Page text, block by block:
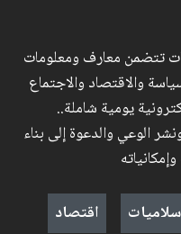
تتضمن معارف ومعلومات
والاقتصاد والاجتماع
يومية شاملة..
الوعي والدعوة إلى بناء
اقتصاد